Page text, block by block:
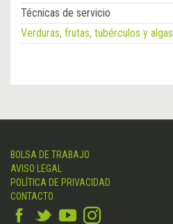
Técnicas de servicio
Verduras, frutas, tubérculos y algas
BOLSA DE TRABAJO
AVISO LEGAL
POLÍTICA DE PRIVACIDAD
CONTACTO